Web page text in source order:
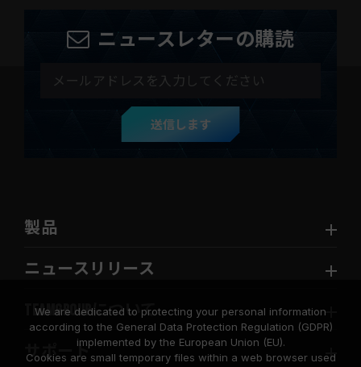
ニュースレターの購読
送信します
製品
ニュースリリース
TEAMGROUPについて
サポート
We are dedicated to protecting your personal information
according to the General Data Protection Regulation (GDPR)
implemented by the European Union (EU).
Cookies are small temporary files within a web browser used